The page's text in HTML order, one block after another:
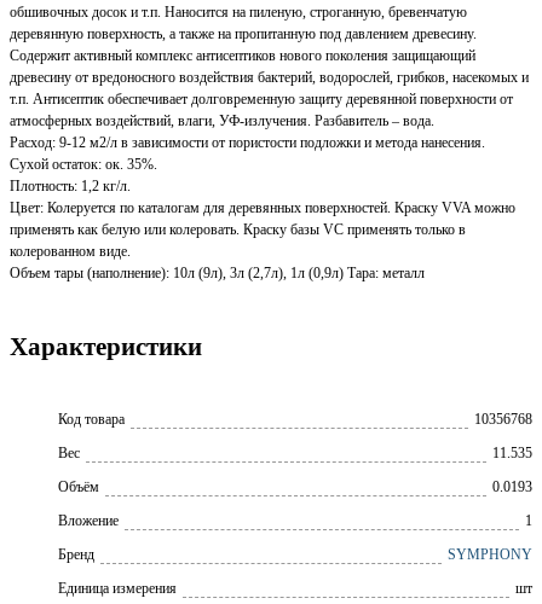
обшивочных досок и т.п. Наносится на пиленую, строганную, бревенчатую
деревянную поверхность, а также на пропитанную под давлением древесину.
Содержит активный комплекс антисептиков нового поколения защищающий
древесину от вредоносного воздействия бактерий, водорослей, грибков, насекомых и
т.п. Антисептик обеспечивает долговременную защиту деревянной поверхности от
атмосферных воздействий, влаги, УФ-излучения. Разбавитель – вода.
Расход: 9-12 м2/л в зависимости от пористости подложки и метода нанесения.
Сухой остаток: ок. 35%.
Плотность: 1,2 кг/л.
Цвет: Колеруется по каталогам для деревянных поверхностей. Краску VVA можно
применять как белую или колеровать. Краску базы VC применять только в
колерованном виде.
Объем тары (наполнение): 10л (9л), 3л (2,7л), 1л (0,9л) Тара: металл
Характеристики
Код товара
10356768
Вес
11.535
Объём
0.0193
Вложение
1
Бренд
SYMPHONY
Единица измерения
шт